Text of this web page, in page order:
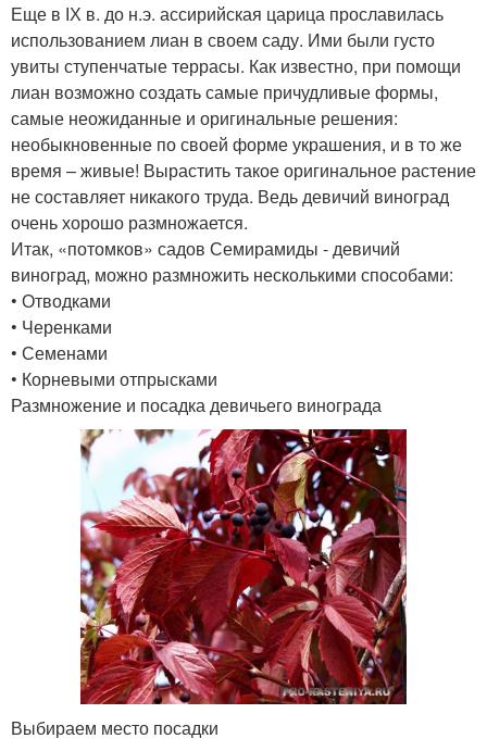
Еще в ІХ в. до н.э. ассирийская царица прославилась
использованием лиан в своем саду. Ими были густо
увиты ступенчатые террасы. Как известно, при помощи
лиан возможно создать самые причудливые формы,
самые неожиданные и оригинальные решения:
необыкновенные по своей форме украшения, и в то же
время – живые! Вырастить такое оригинальное растение
не составляет никакого труда. Ведь девичий виноград
очень хорошо размножается.
Итак, «потомков» садов Семирамиды - девичий
виноград, можно размножить несколькими способами:
• Отводками
• Черенками
• Семенами
• Корневыми отпрысками
Размножение и посадка девичьего винограда
Выбираем место посадки